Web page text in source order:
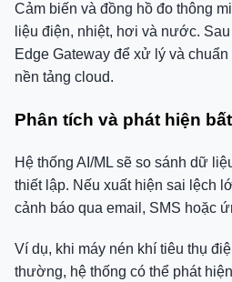
Cảm biến và đồng hồ đo thông
liệu điện, nhiệt, hơi và nước.
Edge Gateway để xử lý và
nền tảng cloud.
Phân tích và phát hiện
Hệ thống AI/ML sẽ so sánh dữ
thiết lập. Nếu xuất hiện sai lệch
cảnh báo qua email, SMS hoặc
Ví dụ, khi máy nén khí tiêu thụ
thường, hệ thống có thể phát